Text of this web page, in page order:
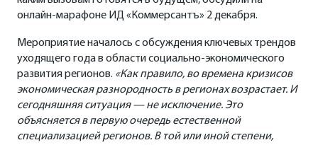
онлайн-марафоне ИД «Коммерсантъ» 2 декабря.
Мероприятие началось с обсуждения ключевых трендов
уходящего года в области социально-экономического
развития регионов. «Как правило, во времена кризисов
экономическая разнородность в регионах возрастает. И
сегодняшняя ситуация — не исключение. Это
объясняется в первую очередь естественной
специализацией регионов. В той или иной степени,